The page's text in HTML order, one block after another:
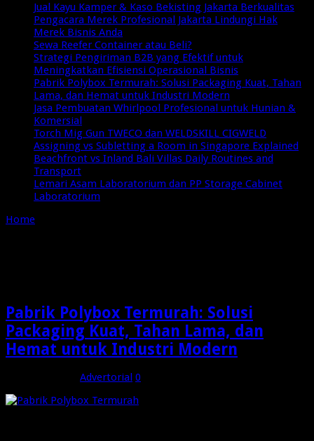
Jual Kayu Kamper & Kaso Bekisting Jakarta Berkualitas
Pengacara Merek Profesional Jakarta Lindungi Hak
Merek Bisnis Anda
Sewa Reefer Container atau Beli?
Strategi Pengiriman B2B yang Efektif untuk
Meningkatkan Efisiensi Operasional Bisnis
Pabrik Polybox Termurah: Solusi Packaging Kuat, Tahan
Lama, dan Hemat untuk Industri Modern
Jasa Pembuatan Whirlpool Profesional untuk Hunian &
Komersial
Torch Mig Gun TWECO dan WELDSKILL CIGWELD
Assigning vs Subletting a Room in Singapore Explained
Beachfront vs Inland Bali Villas Daily Routines and
Transport
Lemari Asam Laboratorium dan PP Storage Cabinet
Laboratorium
Home
Pabrik Polybox Termurah: Solusi
Packaging Kuat, Tahan Lama, dan
Hemat untuk Industri Modern
Advertorial 0